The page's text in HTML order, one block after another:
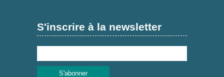
S'inscrire à la newsletter